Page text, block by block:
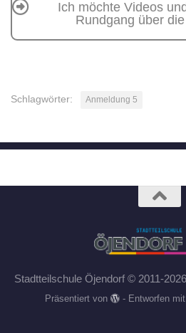
Ich möchte Videos
Rundgang über
Schlagwörter: Anmeldung 5
Stadtteilschule Öjendorf © 2011-
Präsentiert von - Entworfen